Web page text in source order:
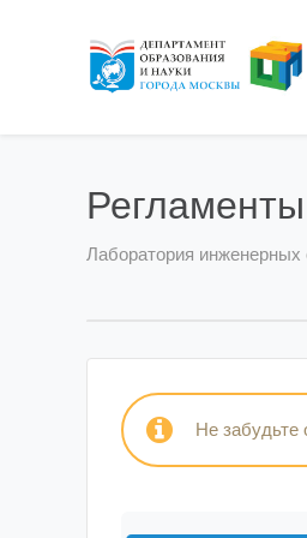
Регламенты
Лаборатория инженерных
Не забудьте